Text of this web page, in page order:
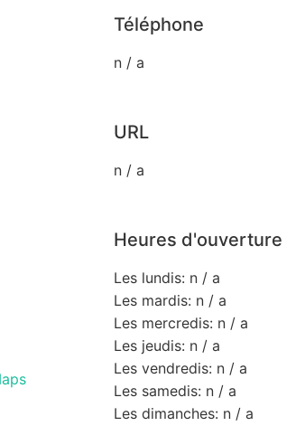
Téléphone
n / a
URL
n / a
Heures d'ouverture
Les lundis: n / a
Les mardis: n / a
Les mercredis: n / a
Les jeudis: n / a
Les vendredis: n / a
Les samedis: n / a
Les dimanches: n / a